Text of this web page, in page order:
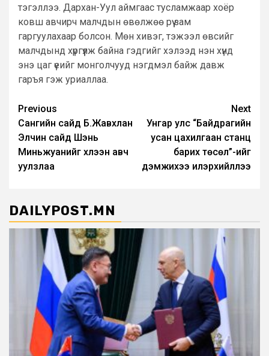
тэгэллээ. Дархан-Уул аймгаас тусламжаар хоёр
ковш авчирч малчдын өвөлжөө рүү зам
гаргуулахаар болсон. Мөн хивэг, тэжээл өвсийг
малчдынд хүргүүлж байна гэдгийг хэлээд нэн хүнд
энэ цаг үеийг монголчууд нэгдмэл байж давж
гаръя гэж уриаллаа.
Post
navigation
Previous
Сангийн сайд Б.Жавхлан
Элчин сайд Шэнь
Миньжуанийг хүлээн авч
уулзлаа
Next
Унгар улс “Байдрагийн
усан цахилгаан станц
барих төсөл”-ийг
дэмжихээ илэрхийллээ
DAILYPOST.MN